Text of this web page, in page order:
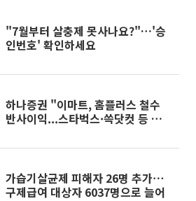
"7월부터 살충제 못사나요?"…'승
인번호' 확인하세요
하나증권 "이마트, 홈플러스 철수
반사이익...스타벅스·쓱닷컷 등 자
가습기살균제 피해자 26명 추가⋯
구제급여 대상자 6037명으로 늘어